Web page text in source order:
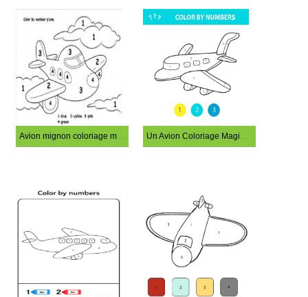
Avion mignon coloriage magique Un Avion Coloriage Magique